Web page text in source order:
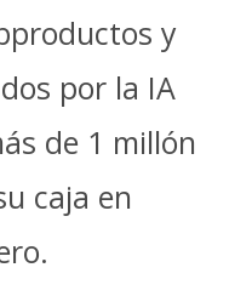
y
por la IA
de 1 millón
caja en